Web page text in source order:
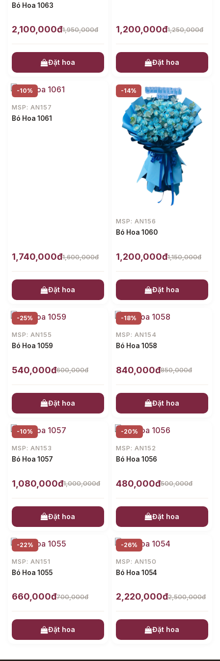
Bó Hoa 1063
2,100,000đ1,950,000đ
Đặt hoa
1,200,000đ1,250,000đ
Đặt hoa
-10%
MSP: AN157
Bó Hoa 1061
1,740,000đ1,600,000đ
Đặt hoa
-14%
MSP: AN156
Bó Hoa 1060
1,200,000đ1,150,000đ
Đặt hoa
-25%
MSP: AN155
Bó Hoa 1059
540,000đ600,000đ
Đặt hoa
-18%
MSP: AN154
Bó Hoa 1058
840,000đ850,000đ
Đặt hoa
-10%
MSP: AN153
Bó Hoa 1057
1,080,000đ1,000,000đ
Đặt hoa
-20%
MSP: AN152
Bó Hoa 1056
480,000đ500,000đ
Đặt hoa
-22%
MSP: AN151
Bó Hoa 1055
660,000đ700,000đ
Đặt hoa
-26%
MSP: AN150
Bó Hoa 1054
2,220,000đ2,500,000đ
Đặt hoa